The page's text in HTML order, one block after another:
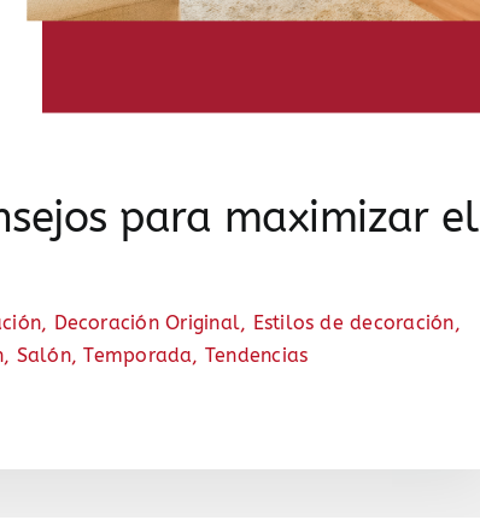
para maximizar el
, Decoración Original, Estilos de decoración,
, Salón,Temporada, Tendencias